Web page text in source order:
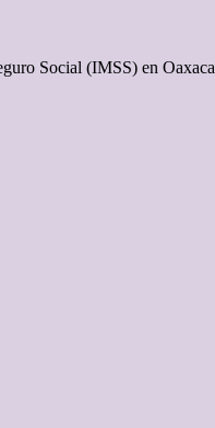
Social (IMSS) en